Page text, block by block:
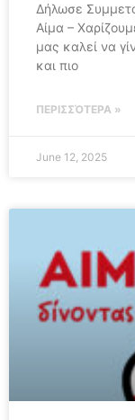
Δήλωσε
Αίμα –
μας καλεί να
και πιο
ΠΕΡΙΣΣΌΤΕΡΑ »
June 12, 2025